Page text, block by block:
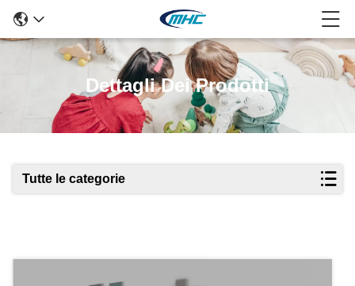
Dettagli Dei Prodotti
Tutte le categorie